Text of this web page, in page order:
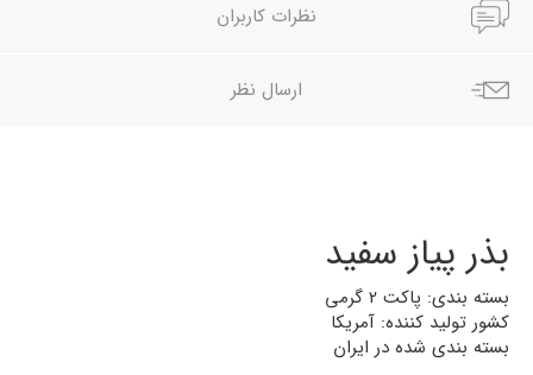
نظرات کاربران
ارسال نظر
بذر پیاز سفید
بسته بندی: پاکت 2 گرمی
کشور تولید کننده: آمریکا
بسته بندی شده در ایران